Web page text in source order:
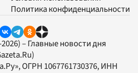
Политика конфиденциальности
– Главные новости дня
, ОГРН 1067761730376, ИНН